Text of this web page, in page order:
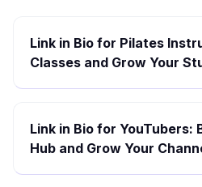
Link in Bio for Pilates
Classes and Grow Your
Link in Bio for YouTubers:
Hub and Grow Your